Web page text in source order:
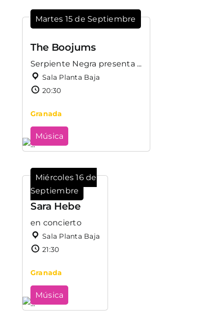
Martes 15 de Septiembre
The Boojums
Serpiente Negra presenta ...
Sala Planta Baja
20:30
Granada
Música
Miércoles 16 de
Septiembre
Sara Hebe
en concierto
Sala Planta Baja
21:30
Granada
Música